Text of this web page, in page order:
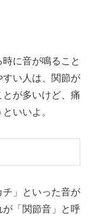
に音が鳴ること
い人は、関節が
が多いけど、痛
いいよ。
」といった音が
「関節音」と呼